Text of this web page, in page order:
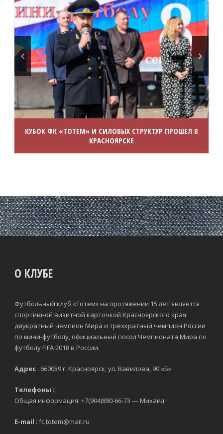
КУБОК ФК «ТОТЕМ» И СИЛОВЫХ СТРУКТУР ПРОШЕЛ В
КРАСНОЯРСКЕ
О КЛУБЕ
Футбольный клуб «Тотем» на протяжении 15 лет является
спортивной визитной карточкой Красноярского края:
двукратный чемпион Мира и трехкратный чемпион России
по мини-футболу, официальный посол Чемпионата Мира по
футболу FIFA 2018 в России.
Адрес : 660059 г. Красноярск, ул. Вавилова, 90 «Б»
Телефоны :
Общая информация: +7(904)890-66-73 — Михаил
E-mail : fc.totem@mail.ru